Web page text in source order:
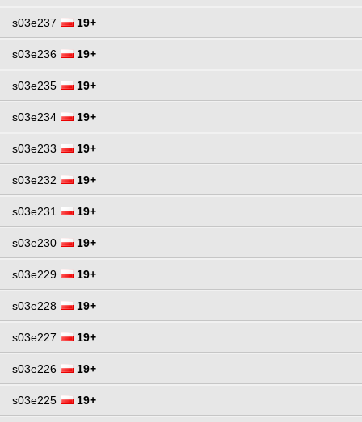
s03e237 19+
s03e236 19+
s03e235 19+
s03e234 19+
s03e233 19+
s03e232 19+
s03e231 19+
s03e230 19+
s03e229 19+
s03e228 19+
s03e227 19+
s03e226 19+
s03e225 19+